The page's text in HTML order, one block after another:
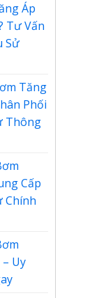
Áp
Tư Vấn
Sử
Tăng
Phối
Thông
Cấp
Chính
Uy